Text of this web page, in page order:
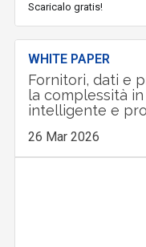
Scaricalo gratis!
WHITE PAPER
Fornitori, dati e
la complessità
intelligente e
26 Mar 2026